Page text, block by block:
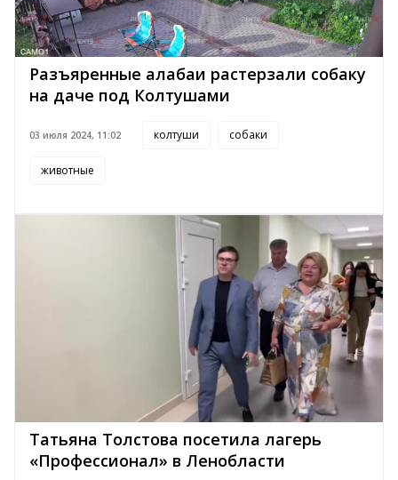
Разъяренные алабаи растерзали собаку
на даче под Колтушами
03 июля 2024, 11:02 колтуши собаки
животные
Татьяна Толстова посетила лагерь
«Профессионал» в Ленобласти